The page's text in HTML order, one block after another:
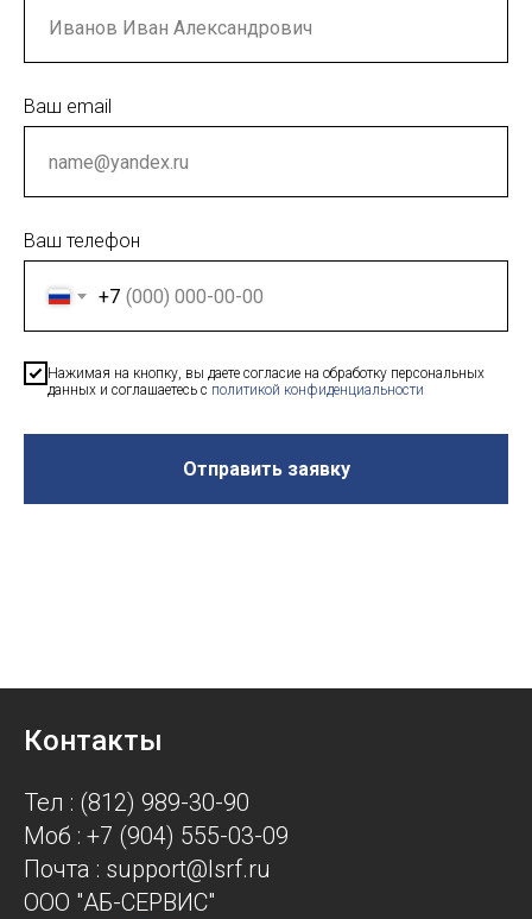
Ваш email
Ваш телефон
+7
Нажимая на кнопку, вы даете согласие на обработку персональных
данных и соглашаетесь c политикой конфиденциальности
Отправить заявку
Контакты
Тел : (812) 989-30-90
Моб : +7 (904) 555-03-09
Почта : support@lsrf.ru
ООО "АБ-СЕРВИС"